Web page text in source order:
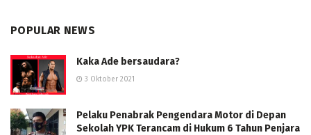
POPULAR NEWS
Kaka Ade bersaudara?
3 Oktober 2021
Pelaku Penabrak Pengendara Motor di Depan
Sekolah YPK Terancam di Hukum 6 Tahun Penjara